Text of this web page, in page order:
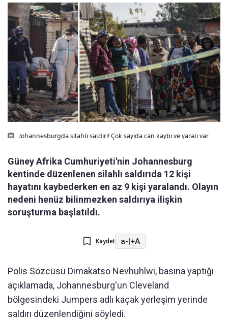
Johannesburgda silahlı saldırı! Çok sayıda can kaybı ve yaralı var
Güney Afrika Cumhuriyeti'nin Johannesburg
kentinde düzenlenen silahlı saldırıda 12 kişi
hayatını kaybederken en az 9 kişi yaralandı. Olayın
nedeni henüz bilinmezken saldırıya ilişkin
soruşturma başlatıldı.
Kaydet a-|+A
Polis Sözcüsü Dimakatso Nevhuhlwi, basına yaptığı
açıklamada, Johannesburg'un Cleveland
bölgesindeki Jumpers adlı kaçak yerleşim yerinde
saldırı düzenlendiğini söyledi.